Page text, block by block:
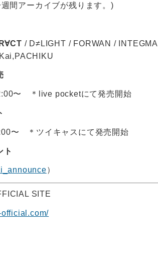
間アーカイブが残ります。)
/ D≠LIGHT / FORWAN /
〜 ＊live pocketにて発売開始
〜 ＊ツイキャスにて発売開始
ト
）
SITE
official.com/